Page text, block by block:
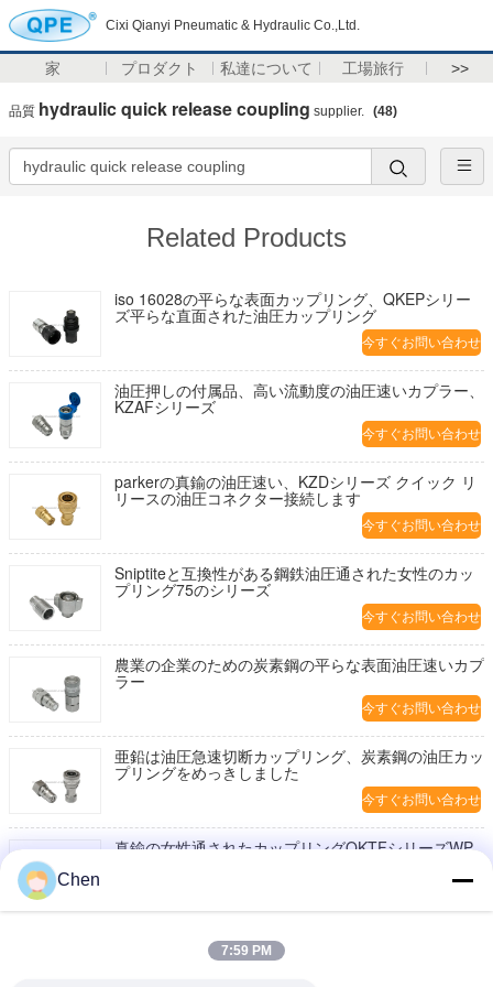
Cixi Qianyi Pneumatic & Hydraulic Co.,Ltd.
家 プロダクト 私達について 工場旅行 >>
品質 hydraulic quick release coupling supplier. (48)
Related Products
iso 16028の平らな表面カップリング、QKEPシリー
ズ平らな直面された油圧カップリング
今すぐお問い合わせ
油圧押しの付属品、高い流動度の油圧速いカプラー、
KZAFシリーズ
今すぐお問い合わせ
parkerの真鍮の油圧速い、KZDシリーズ クイック リ
リースの油圧コネクター接続します
今すぐお問い合わせ
Sniptiteと互換性がある鋼鉄油圧通された女性のカッ
プリング75のシリーズ
今すぐお問い合わせ
農業の企業のための炭素鋼の平らな表面油圧速いカプ
ラー
今すぐお問い合わせ
亜鉛は油圧急速切断カップリング、炭素鋼の油圧カッ
プリングをめっきしました
今すぐお問い合わせ
真鍮の女性通されたカップリングQKTFシリーズWP
1/4' - 2つは速く鋼鉄モールの機械類345棒WPのため
の接続解除のカップリングを接続します
Chen
7:59 PM